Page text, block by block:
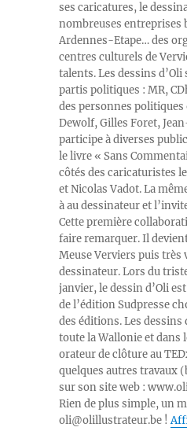
ses caricatures, le
nombreuses entreprises
Ardennes-Etape… des
centres culturels de
talents. Les dessins
partis politiques : MR,
des personnes
Dewolf, Gilles Foret,
participe à diverses
le livre « Sans
côtés des caricaturistes
et Nicolas Vadot. La
à au dessinateur et
Cette première
faire remarquer. Il
Meuse Verviers puis très
dessinateur. Lors du
janvier, le dessin d’Oli
de l’édition Sudpresse
des éditions. Les
toute la Wallonie et dans
orateur de clôture au
quelques autres travaux
sur son site web :
Rien de plus simple, un
oli@olillustrateur.be !